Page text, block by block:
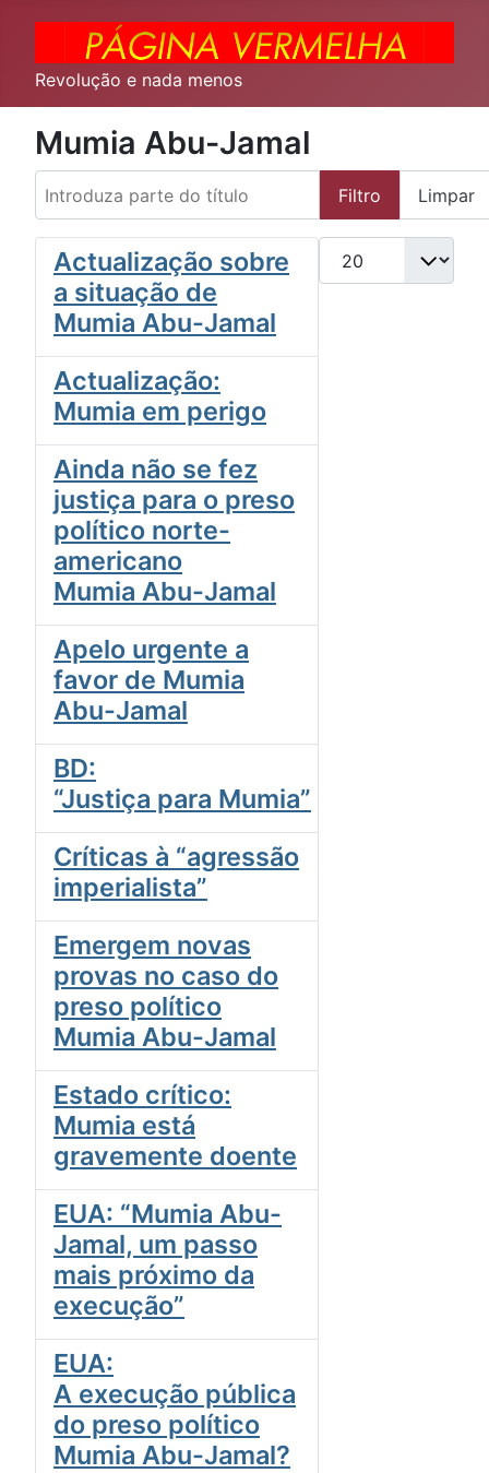
Revolução e nada menos
Mumia Abu-Jamal
Introduza parte do título
Filtro Limpar
Qtd. a exibir
Actualização sobre
a situação de
Mumia Abu-Jamal
Actualização:
Mumia em perigo
Ainda não se fez
justiça para o preso
político norte-
americano
Mumia Abu-Jamal
Apelo urgente a
favor de Mumia
Abu-Jamal
BD:
“Justiça para Mumia”
Críticas à “agressão
imperialista”
Emergem novas
provas no caso do
preso político
Mumia Abu-Jamal
Estado crítico:
Mumia está
gravemente doente
EUA: “Mumia Abu-
Jamal, um passo
mais próximo da
execução”
EUA:
A execução pública
do preso político
Mumia Abu-Jamal?